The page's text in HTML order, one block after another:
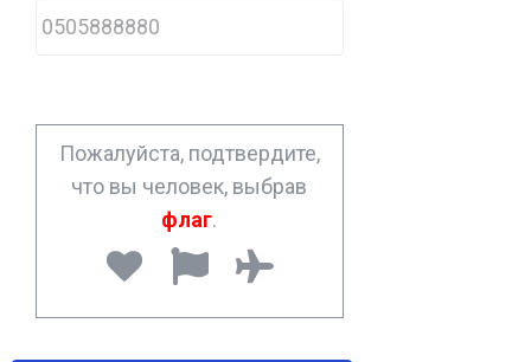
h
o
*
Пожалуйста, подтвердите,
что вы человек, выбрав
флаг.